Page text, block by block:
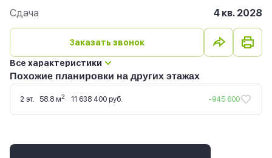
Сдача 4 кв. 2028
Заказать звонок
Все характеристики
Похожие планировки на других этажах
2 эт. 58.8 м2 11 638 400 руб. -945 600